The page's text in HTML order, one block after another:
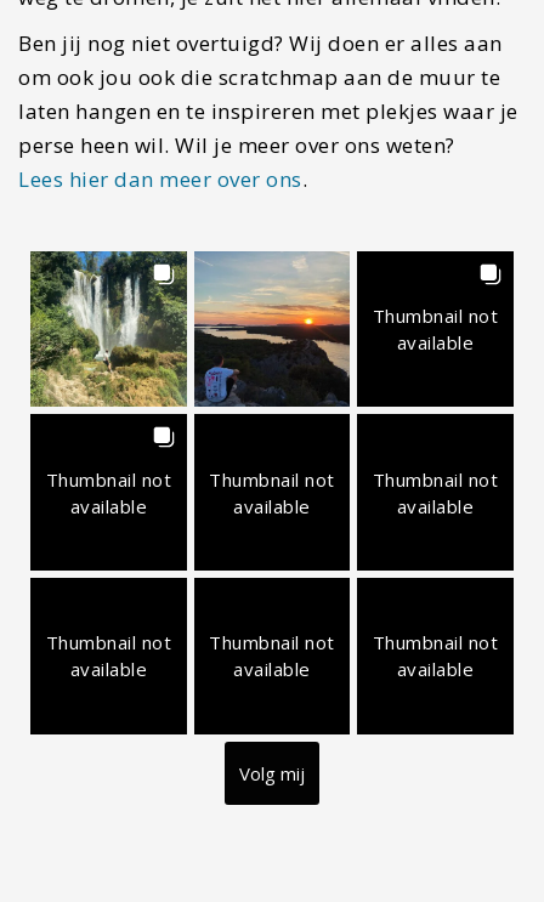
Ben jij nog niet overtuigd? Wij doen er alles aan
om ook jou ook die scratchmap aan de muur te
laten hangen en te inspireren met plekjes waar je
perse heen wil. Wil je meer over ons weten?
Lees hier dan meer over ons.
Thumbnail not
available
Thumbnail not
available
Thumbnail not
available
Thumbnail not
available
Thumbnail not
available
Thumbnail not
available
Thumbnail not
available
Volg mij